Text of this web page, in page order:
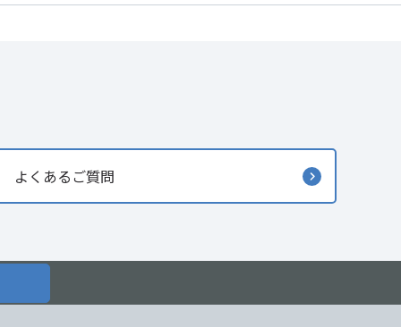
よくあるご質問